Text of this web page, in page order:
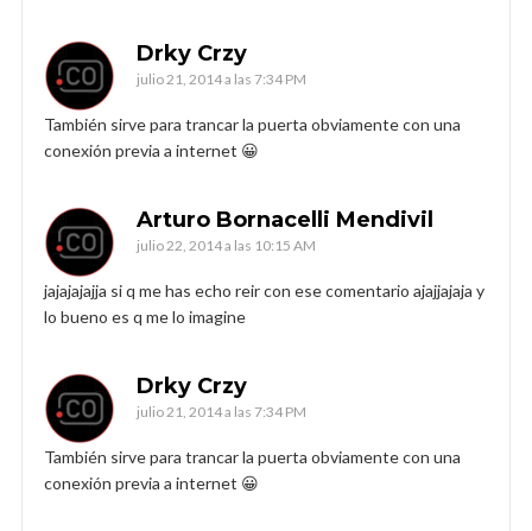
Drky Crzy
julio 21, 2014 a las 7:34 PM
También sirve para trancar la puerta obviamente con una
conexión previa a internet 😀
Arturo Bornacelli Mendivil
julio 22, 2014 a las 10:15 AM
jajajajajja si q me has echo reir con ese comentario ajajjajaja y
lo bueno es q me lo imagine
Drky Crzy
julio 21, 2014 a las 7:34 PM
También sirve para trancar la puerta obviamente con una
conexión previa a internet 😀